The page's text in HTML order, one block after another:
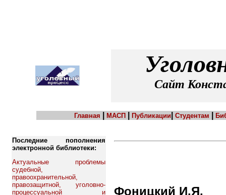
Сайт
Главная МАСП Публикации Студентам
Последние пополнения
электронной библиотеки:
Актуальные проблемы
судебной,
правоохранительной,
правозащитной, уголовно-
процессуальной и
Фоницкий И.Я.